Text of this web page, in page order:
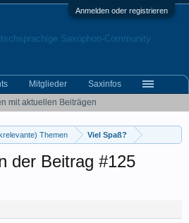
Anmelden oder registrieren
Themen Viel Spaß?
der Beitrag #125
mit aktuellen Beiträgen
Mitglieder Saxinfos